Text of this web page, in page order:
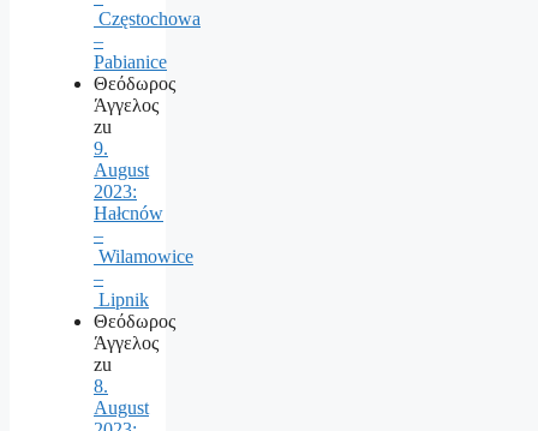
Częstochowa
–
Pabianice
Θεόδωρος
Άγγελος
zu
9.
August
2023:
Hałcnów
–
Wilamowice
–
Lipnik
Θεόδωρος
Άγγελος
zu
8.
August